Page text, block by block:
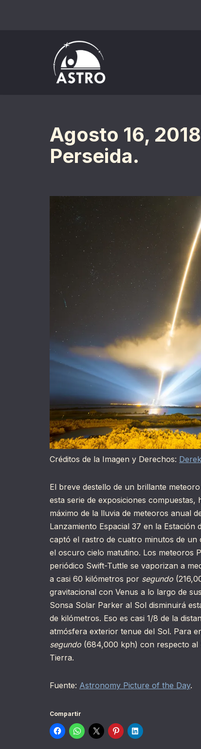
Agosto 16,
Perseida.
Créditos de la Imagen y Derechos:
El breve destello de un brillante
esta serie de exposiciones
máximo de la lluvia de meteoros anual
Lanzamiento Espacial 37 en la
captó el rastro de cuatro minutos de un
el oscuro cielo matutino. Los meteoros
periódico Swift-Tuttle se vaporizan a
a casi 60 kilómetros por segundo
gravitacional con Venus a lo largo de
Sonsa Solar Parker al Sol disminuirá
de kilómetros. Eso es casi 1/8 de la
atmósfera exterior tenue del Sol. Para
segundo (684,000 kph) con respecto al
Tierra.
Fuente: Astronomy Picture of the Day.
Compartir